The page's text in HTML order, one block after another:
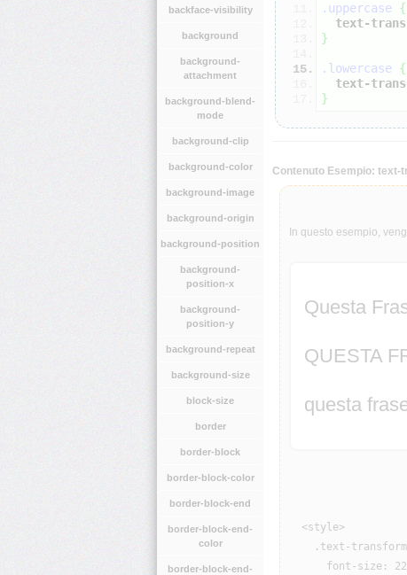
backface-visibility
background
background-
attachment
background-blend-
mode
background-clip
background-color
background-image
background-origin
background-position
background-
position-x
background-
position-y
background-repeat
background-size
block-size
border
border-block
border-block-color
border-block-end
border-block-end-
color
border-block-end-
.uppercase
{
text-
}
.lowercase
{
text-
}
Contenuto Esempio: text-
In questo esempio,
Questa
QUESTA
questa
  <style>
.text-
font-size: